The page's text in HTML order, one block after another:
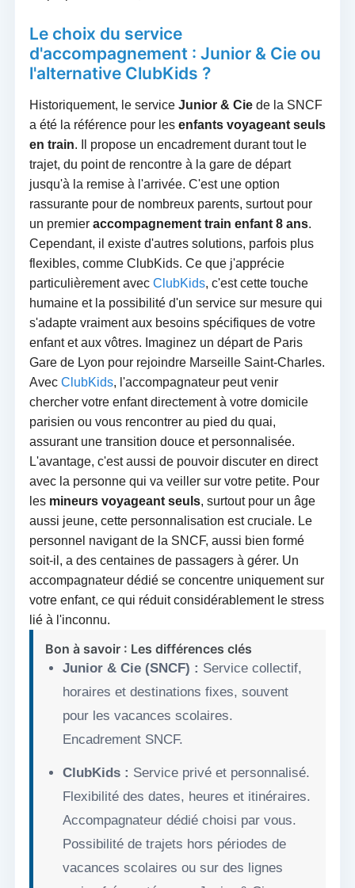
Le choix du service
d'accompagnement : Junior & Cie ou
l'alternative ClubKids ?
Historiquement, le service Junior & Ciede la SNCF
a été la référence pour les enfants voyageant seuls
en train. Il propose un encadrement durant tout le
trajet, du point de rencontre à la gare de départ
jusqu'à la remise à l'arrivée. C'est une option
rassurante pour de nombreux parents, surtout pour
un premier accompagnement train enfant 8 ans.
Cependant, il existe d'autres solutions, parfois plus
flexibles, comme ClubKids. Ce que j'apprécie
particulièrement avec ClubKids, c'est cette touche
humaine et la possibilité d'un service sur mesure qui
s'adapte vraiment aux besoins spécifiques de votre
enfant et aux vôtres. Imaginez un départ de Paris
Gare de Lyon pour rejoindre Marseille Saint-Charles.
Avec ClubKids, l'accompagnateur peut venir
chercher votre enfant directement à votre domicile
parisien ou vous rencontrer au pied du quai,
assurant une transition douce et personnalisée.
L'avantage, c'est aussi de pouvoir discuter en direct
avec la personne qui va veiller sur votre petite. Pour
les mineurs voyageant seuls, surtout pour un âge
aussi jeune, cette personnalisation est cruciale. Le
personnel navigant de la SNCF, aussi bien formé
soit-il, a des centaines de passagers à gérer. Un
accompagnateur dédié se concentre uniquement sur
votre enfant, ce qui réduit considérablement le stress
lié à l'inconnu.
Bon à savoir : Les différences clés
Junior & Cie (SNCF) : Service collectif,
horaires et destinations fixes, souvent
pour les vacances scolaires.
Encadrement SNCF.
ClubKids : Service privé et personnalisé.
Flexibilité des dates, heures et itinéraires.
Accompagnateur dédié choisi par vous.
Possibilité de trajets hors périodes de
vacances scolaires ou sur des lignes